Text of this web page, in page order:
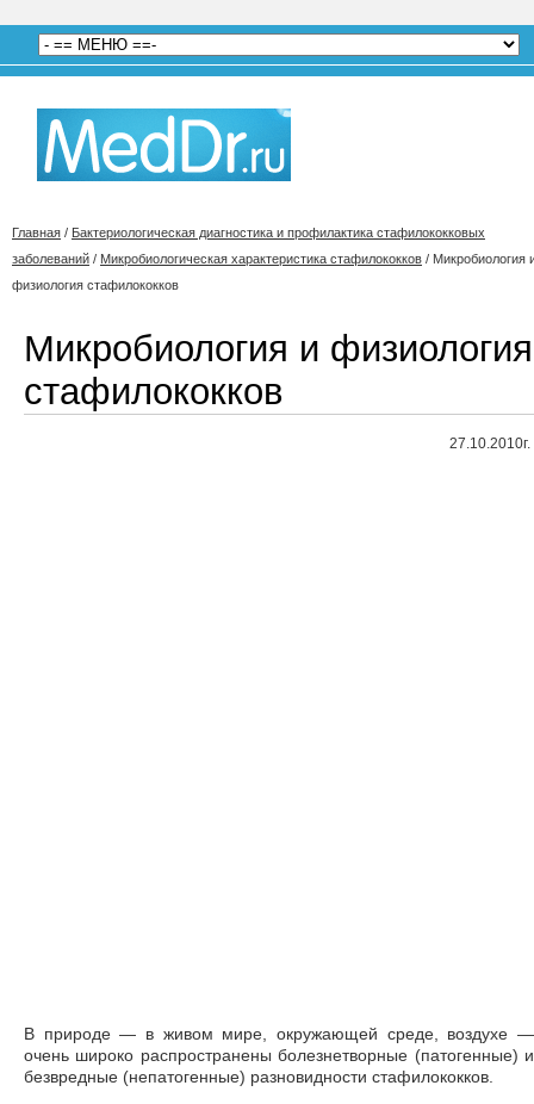
Главная / Бактериологическая диагностика и профилактика стафилококковых
заболеваний / Микробиологическая характеристика стафилококков / Микробиология
физиология стафилококков
Микробиология и физиология
стафилококков
27.10.2010г.
В природе — в живом мире, окружающей среде, воздухе —
очень широко распространены болезнетворные (патогенные) и
безвредные (непатогенные) разновидности стафилококков.